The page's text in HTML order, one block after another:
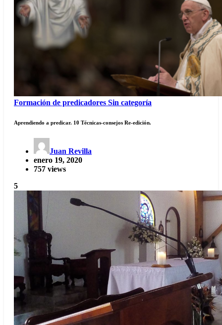
Formación de predicadores Sin categoría
Aprendiendo a predicar. 10 Técnicas-consejos Re-edición.
Juan Revilla
enero 19, 2020
757 views
5